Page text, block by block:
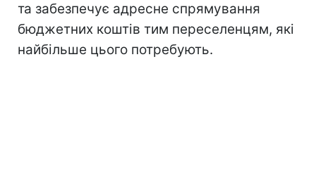
та забезпечує адресне спрямування
бюджетних коштів тим переселенцям, які
найбільше цього потребують.